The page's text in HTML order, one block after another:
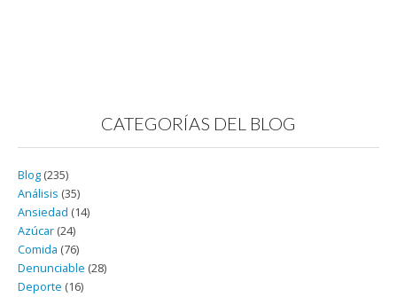
CATEGORÍAS DEL BLOG
Blog (235)
Análisis (35)
Ansiedad (14)
Azúcar (24)
Comida (76)
Denunciable (28)
Deporte (16)